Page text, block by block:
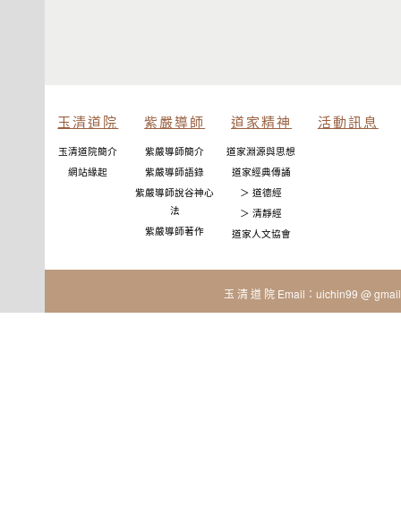
玉清道院
玉清道院簡介
網站緣起
紫嚴導師
紫嚴導師簡介
紫嚴導師語錄
紫嚴導師說谷神心
法
紫嚴導師著作
道家精神
道家淵源與思想
道家經典傳誦
＞ 道德經
＞ 清靜經
道家人文協會
活動訊息
玉 清 道 院 Email：uichin99 @